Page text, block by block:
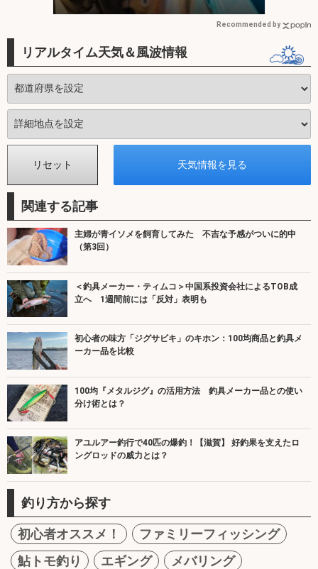
方を解説】
Recommended by
リアルタイム天気＆風波情報
関連する記事
主婦が青イソメを飼育してみた 不吉な予感がついに的中
（第3回）
＜釣具メーカー・ティムコ＞中国系投資会社によるTOB成
立へ 1週間前には「反対」表明も
初心者の味方「ジグサビキ」のキホン：100均商品と釣具メ
ーカー品を比較
100均『メタルジグ』の活用方法 釣具メーカー品との使い
分け術とは？
アユルアー釣行で40匹の爆釣！【滋賀】 好釣果を支えたロ
ングロッドの威力とは？
釣り方から探す
初心者オススメ！
ファミリーフィッシング
鮎トモ釣り
エギング メバリング